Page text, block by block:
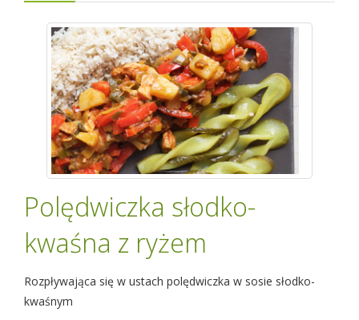
Polędwiczka słodko-
kwaśna z ryżem
Rozpływająca się w ustach polędwiczka w sosie słodko-
kwaśnym